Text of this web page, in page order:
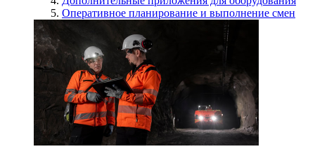
Оперативное планирование и выполнение смен